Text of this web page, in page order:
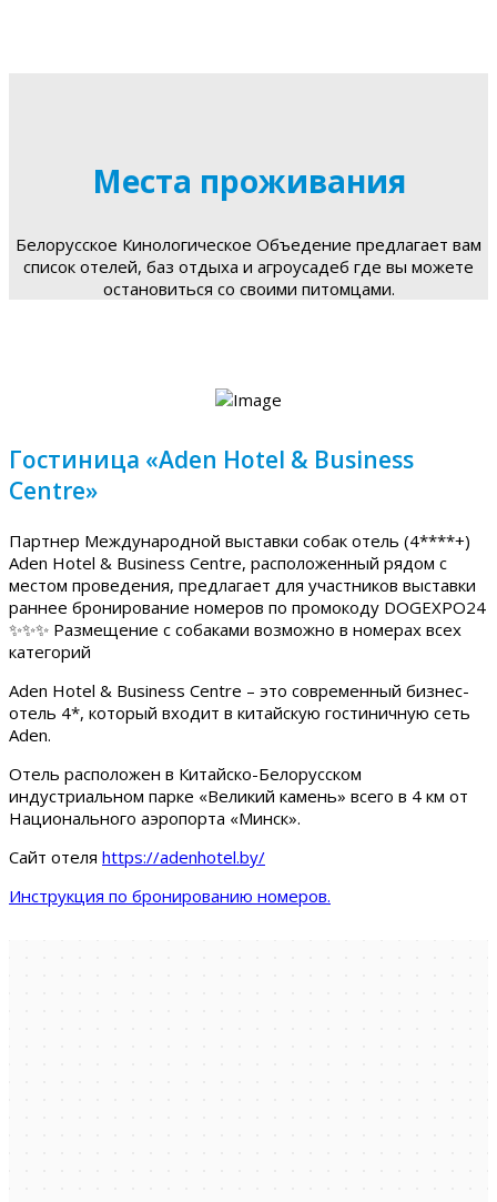
Места проживания
Белорусское Кинологическое Объедение предлагает вам
список отелей, баз отдыха и агроусадеб где вы можете
остановиться со своими питомцами.
Гостиница «Aden Hotel & Business
Centre»
Партнер Международной выставки собак отель (4****+)
Aden Hotel & Business Centre, расположенный рядом с
местом проведения, предлагает для участников выставки
раннее бронирование номеров по промокоду DOGEXPO24
✨✨✨ Размещение с собаками возможно в номерах всех
категорий
Aden Hotel & Business Centre – это современный бизнес-
отель 4*, который входит в китайскую гостиничную сеть
Aden.
Отель расположен в Китайско-Белорусском
индустриальном парке «Великий камень» всего в 4 км от
Национального аэропорта «Минск».
Сайт отеля https://adenhotel.by/
Инструкция по бронированию номеров.